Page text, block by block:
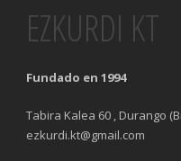
EZKURDI KT
Fundado en 1994
Tabira Kalea 60 , Durango
ezkurdi.kt@gmail.com